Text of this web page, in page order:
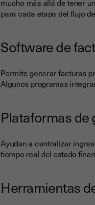
para cada etapa del flujo
Software de
Permite generar facturas
Algunos programas
Plataformas de
Ayudan a centralizar
tiempo real del estado
Herramientas